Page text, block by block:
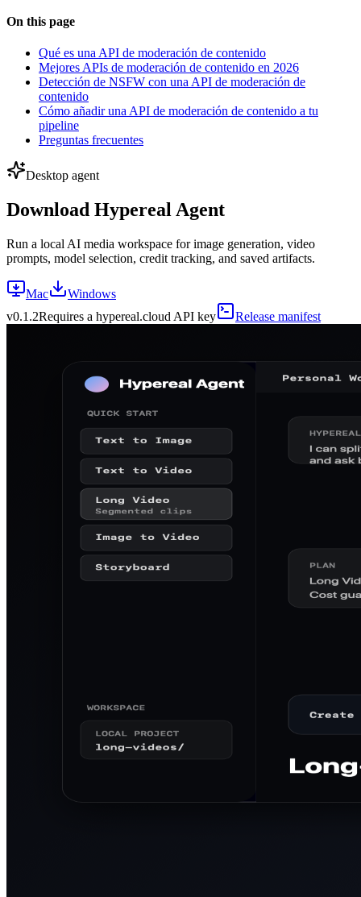
On this page
Qué es una API de moderación de contenido
Mejores APIs de moderación de contenido en 2026
Detección de NSFW con una API de moderación de
contenido
Cómo añadir una API de moderación de contenido a tu
pipeline
Preguntas frecuentes
Desktop agent
Download Hypereal Agent
Run a local AI media workspace for image generation, video
prompts, model selection, credit tracking, and saved artifacts.
Mac
Windows
v0.1.2Requires a hypereal.cloud API key Release manifest